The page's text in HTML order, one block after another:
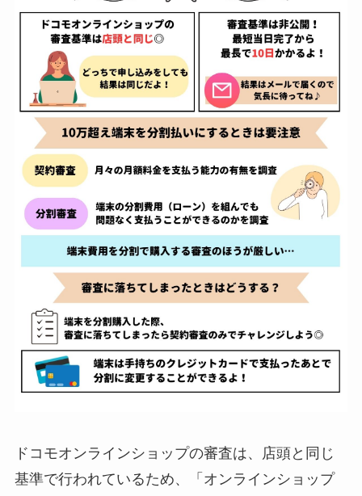
ドコモオンラインショップの審査は、店頭と同じ
基準で行われているため、「オンラインショップ